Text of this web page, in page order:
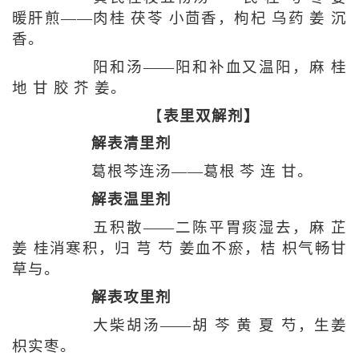
暖肝煎——肉桂 茯苓 小茴香，枸杞 乌药 姜 沉
香。
阳和汤——阳和补血又温阳，麻 桂
地 甘 胶 芥 姜。
【表里双解剂】
解表清里剂
葛根芩连汤——葛根 芩 连 甘。
解表温里剂
五积散——二陈平胃痰湿去，麻 芷
姜 桂消寒积，归 芎 芍 姜血不瘀，桔 枳气畅甘
草与。
解表攻里剂
大柴胡汤——胡 芩 黄 夏 芍，生姜
枳实枣。